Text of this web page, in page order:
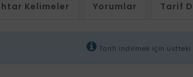
Kelimeler Yorumlar Tarif
Tarifi indirmek için üstteki